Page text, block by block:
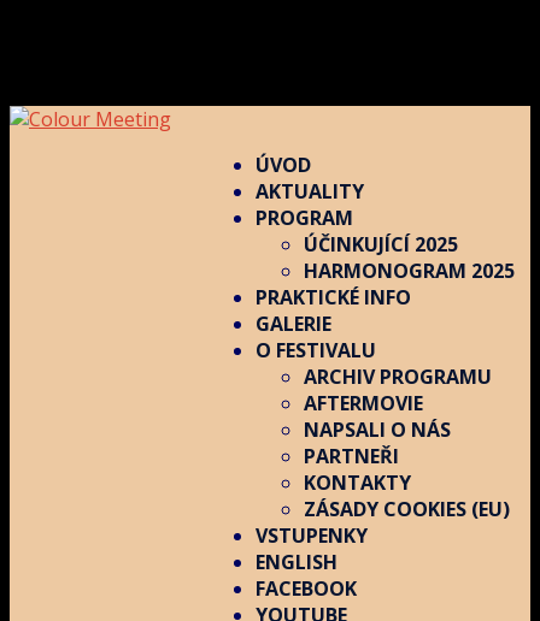
ÚVOD
AKTUALITY
PROGRAM
ÚČINKUJÍCÍ 2025
HARMONOGRAM 2025
PRAKTICKÉ INFO
GALERIE
O FESTIVALU
ARCHIV PROGRAMU
AFTERMOVIE
NAPSALI O NÁS
PARTNEŘI
KONTAKTY
ZÁSADY COOKIES (EU)
VSTUPENKY
ENGLISH
FACEBOOK
YOUTUBE